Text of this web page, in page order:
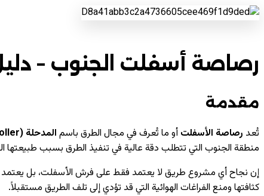
رصاصة أسفلت الجنوب –
مقدمة
تُعد رصاصة الأسفلت أو ما تُعرف في مجال الطرق باسم المدحلة (Road Roller)
منطقة الجنوب التي تتطلب دقة عالية في تنفيذ الطرق بسبب طبيعتها
إن نجاح أي مشروع طريق لا يعتمد فقط على فرش الأسفلت، بل يعتمد
كثافتها ومنع الفراغات الهوائية التي قد تؤدي إلى تلف الطريق مستقبلاً.